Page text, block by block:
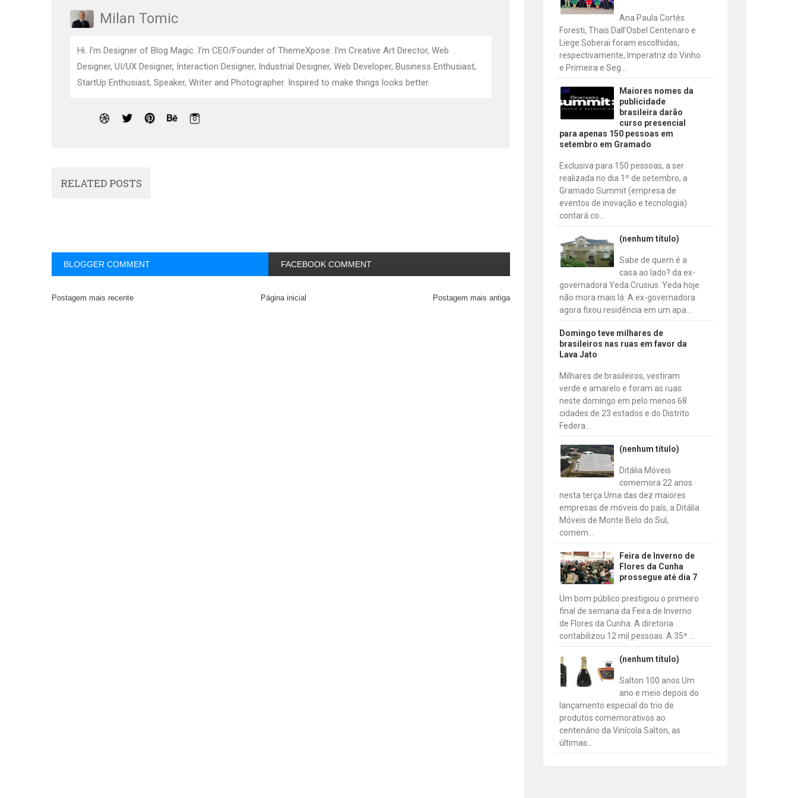
Milan Tomic
Hi. I’m Designer of Blog Magic. I’m CEO/Founder of ThemeXpose. I’m Creative Art Director, Web
Designer, UI/UX Designer, Interaction Designer, Industrial Designer, Web Developer, Business Enthusiast,
StartUp Enthusiast, Speaker, Writer and Photographer. Inspired to make things looks better.
RELATED POSTS
BLOGGER COMMENT FACEBOOK COMMENT
Postagem mais recente Postagem mais antiga
Página inicial
Ana Paula Cortês
Foresti, Thais Dall’Osbel Centenaro e
Liege Soberai foram escolhidas,
respectivamente, Imperatriz do Vinho
e Primeira e Seg...
Maiores nomes da
publicidade
brasileira darão
curso presencial
para apenas 150 pessoas em
setembro em Gramado
Exclusiva para 150 pessoas, a ser
realizada no dia 1º de setembro, a
Gramado Summit (empresa de
eventos de inovação e tecnologia)
contará co...
(nenhum título)
Sabe de quem é a
casa ao lado? da ex-
governadora Yeda Crusius. Yeda hoje
não mora mais lá. A ex-governadora
agora fixou residência em um apa...
Domingo teve milhares de
brasileiros nas ruas em favor da
Lava Jato
Milhares de brasileiros, vestiram
verde e amarelo e foram as ruas
neste domingo em pelo menos 68
cidades de 23 estados e do Distrito
Federa...
(nenhum título)
Ditália Móveis
comemora 22 anos
nesta terça Uma das dez maiores
empresas de móveis do país, a Ditália
Móveis de Monte Belo do Sul,
comem...
Feira de Inverno de
Flores da Cunha
prossegue até dia 7
Um bom público prestigiou o primeiro
final de semana da Feira de Inverno
de Flores da Cunha. A diretoria
contabilizou 12 mil pessoas. A 35ª ...
(nenhum título)
Salton 100 anos Um
ano e meio depois do
lançamento especial do trio de
produtos comemorativos ao
centenário da Vinícola Salton, as
últimas...